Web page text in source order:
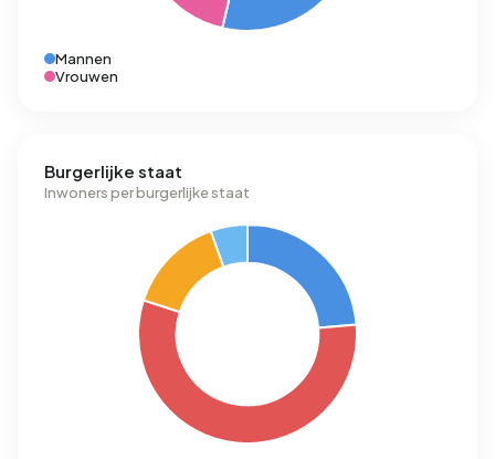
Mannen
Vrouwen
Burgerlijke staat
Inwoners per burgerlijke staat